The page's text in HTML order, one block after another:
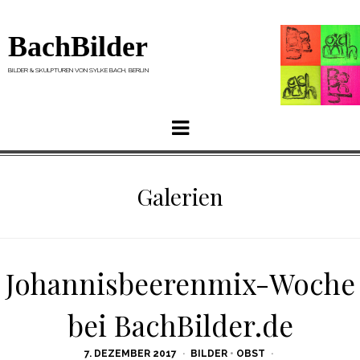
BachBilder
BILDER & SKULPTUREN VON SYLKE BACH, BERLIN
Menu
Galerien
Johannisbeerenmix-Woche
bei BachBilder.de
POSTED
7. DEZEMBER 2017 BILDER• OBST